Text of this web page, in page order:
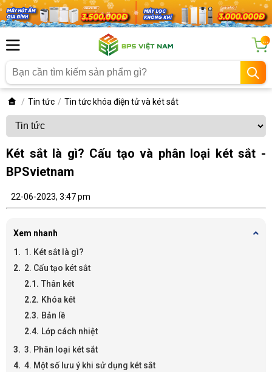
...
Tin tức Tin tức khóa điện tử và két sắt
Két sắt là gì? Cấu tạo và phân loại két sắt -
BPSvietnam
22-06-2023, 3:47 pm
Xem nhanh
1. Két sắt là gì?
2. Cấu tạo két sắt
Thân két
Khóa két
Bản lề
Lớp cách nhiệt
3. Phân loại két sắt
4. Một số lưu ý khi sử dụng két sắt